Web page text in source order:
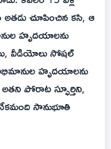
అతడు చూపించిన కసి, ఆ
హృదయాలను
వీడియోలు సోషల్
హృదయాలను
పోరాట స్ఫూర్తిని,
సానుభూతి